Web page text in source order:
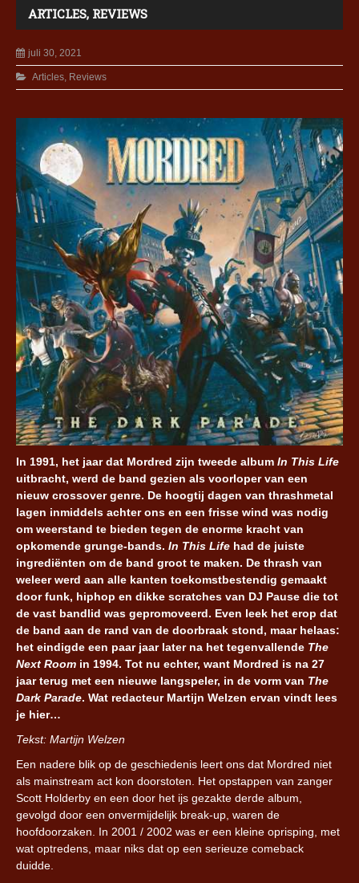
ARTICLES, REVIEWS
juli 30, 2021
Articles, Reviews
In 1991, het jaar dat Mordred zijn tweede album In This Life
uitbracht, werd de band gezien als voorloper van een
nieuw crossover genre. De hoogtij dagen van thrashmetal
lagen inmiddels achter ons en een frisse wind was nodig
om weerstand te bieden tegen de enorme kracht van
opkomende grunge-bands. In This Life had de juiste
ingrediënten om de band groot te maken. De thrash van
weleer werd aan alle kanten toekomstbestendig gemaakt
door funk, hiphop en dikke scratches van DJ Pause die tot
de vast bandlid was gepromoveerd. Even leek het erop dat
de band aan de rand van de doorbraak stond, maar helaas:
het eindigde een paar jaar later na het tegenvallende The
Next Room in 1994. Tot nu echter, want Mordred is na 27
jaar terug met een nieuwe langspeler, in de vorm van The
Dark Parade. Wat redacteur Martijn Welzen ervan vindt lees
je hier…
Tekst: Martijn Welzen
Een nadere blik op de geschiedenis leert ons dat Mordred niet
als mainstream act kon doorstoten. Het opstappen van zanger
Scott Holderby en een door het ijs gezakte derde album,
gevolgd door een onvermijdelijk break-up, waren de
hoofdoorzaken. In 2001 / 2002 was er een kleine oprisping, met
wat optredens, maar niks dat op een serieuze comeback
duidde.